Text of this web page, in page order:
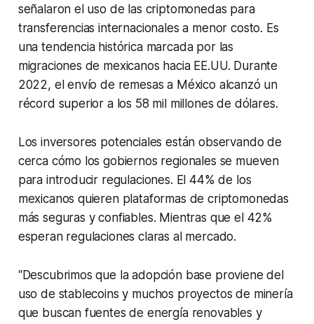
señalaron el uso de las criptomonedas para
transferencias internacionales a menor costo. Es
una tendencia histórica marcada por las
migraciones de mexicanos hacia EE.UU. Durante
2022, el envío de remesas a México alcanzó un
récord superior a los 58 mil millones de dólares.
Los inversores potenciales están observando de
cerca cómo los gobiernos regionales se mueven
para introducir regulaciones. El 44% de los
mexicanos quieren plataformas de criptomonedas
más seguras y confiables. Mientras que el 42%
esperan regulaciones claras al mercado.
“Descubrimos que la adopción base proviene del
uso de stablecoins y muchos proyectos de minería
que buscan fuentes de energía renovables y